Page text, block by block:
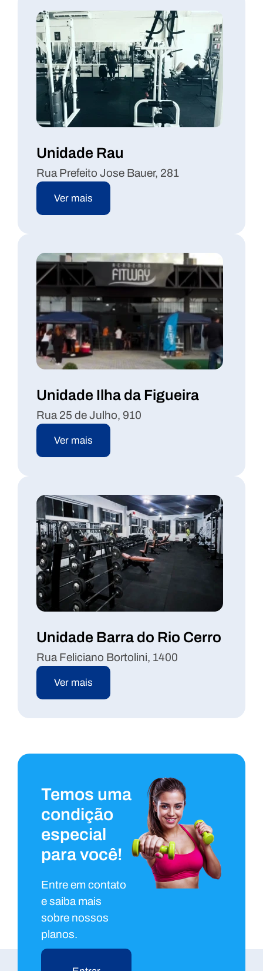
Unidade Rau
Rua Prefeito Jose Bauer, 281
Ver mais
Unidade Ilha da Figueira
Rua 25 de Julho, 910
Ver mais
Unidade Barra do Rio Cerro
Rua Feliciano Bortolini, 1400
Ver mais
Temos uma
condição
especial
para você!
Entre em contato
e saiba mais
sobre nossos
planos.